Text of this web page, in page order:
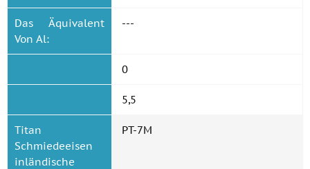
Das Äquivalent
Von Al:
---
0
5,5
Titan
Schmiedeeisen
inländische
PT-7M